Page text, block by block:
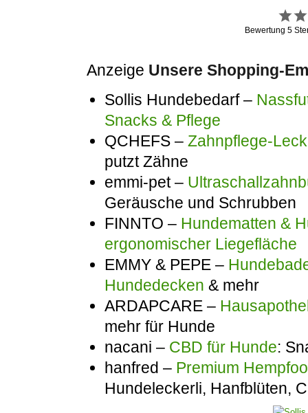
Bewertung5
Anzeige Unsere Shopping-
Sollis Hundebedarf –
Snacks & Pflege
QCHEFS – Zahnpflege-
putzt Zähne
emmi-pet –
Geräusche und Schrubben
FINNTO – Hundematten &
ergonomischer Liegefläche
EMMY & PEPE –
Hundedecken & mehr
ARDAPCARE –
mehr für Hunde
nacani – CBD für Hunde:
hanfred – Premium
Hundeleckerli, Hanfblüten,